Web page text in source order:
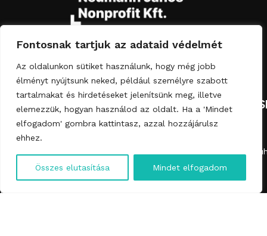
Fontosnak tartjuk az adataid védelmét
Az oldalunkon sütiket használunk, hogy még jobb
élményt nyújtsunk neked, például személyre szabott
tartalmakat és hirdetéseket jelenítsünk meg, illetve
elemezzük, hogyan használod az oldalt. Ha a 'Mindet
elfogadom' gombra kattintasz, azzal hozzájárulsz
ehhez.
Összes elutasítása Mindet elfogadom
NAVIGATION
About us
Products
Furniture from
Contact
CATEGORIES
Table tops
Bathroom
LEGAL
COMPLIANCE
Privacy notice
+36-70-584-
3527
Magyar